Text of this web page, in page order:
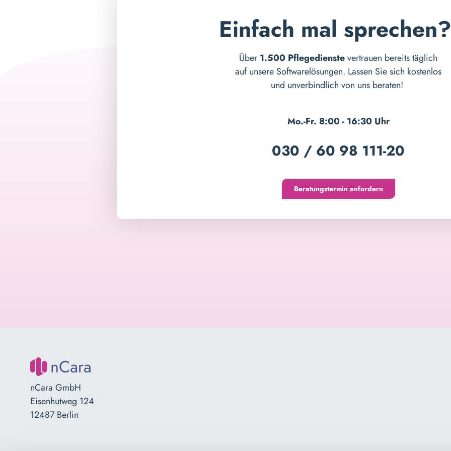
Einfach mal
Über 1.500 Pflegedienstevertrauen bereits täglich
auf unsere Softwarelösungen. Lassen Sie sich kostenlos
und unverbindlich von uns beraten!
Mo.-Fr. 8:00 - 16:30 Uhr
030 / 60 98 111-20
Beratungstermin anfordern
nCara GmbH
Eisenhutweg 124
12487 Berlin